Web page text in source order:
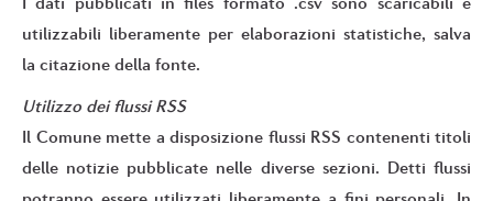
utilizzabili liberamente per elaborazioni statistiche, salva
la citazione della fonte.
Utilizzo dei flussi RSS
Il Comune mette a disposizione flussi RSS contenenti titoli
delle notizie pubblicate nelle diverse sezioni. Detti flussi